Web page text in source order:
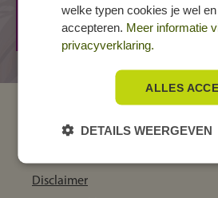
BBL
3 jaar
BOL
3 jaar
MBO Kompas
Disclaimer
welke typen cookies je wel
accepteren. Meer informatie
privacyverklaring.
ALLES
DETAILS WEERGEVEN